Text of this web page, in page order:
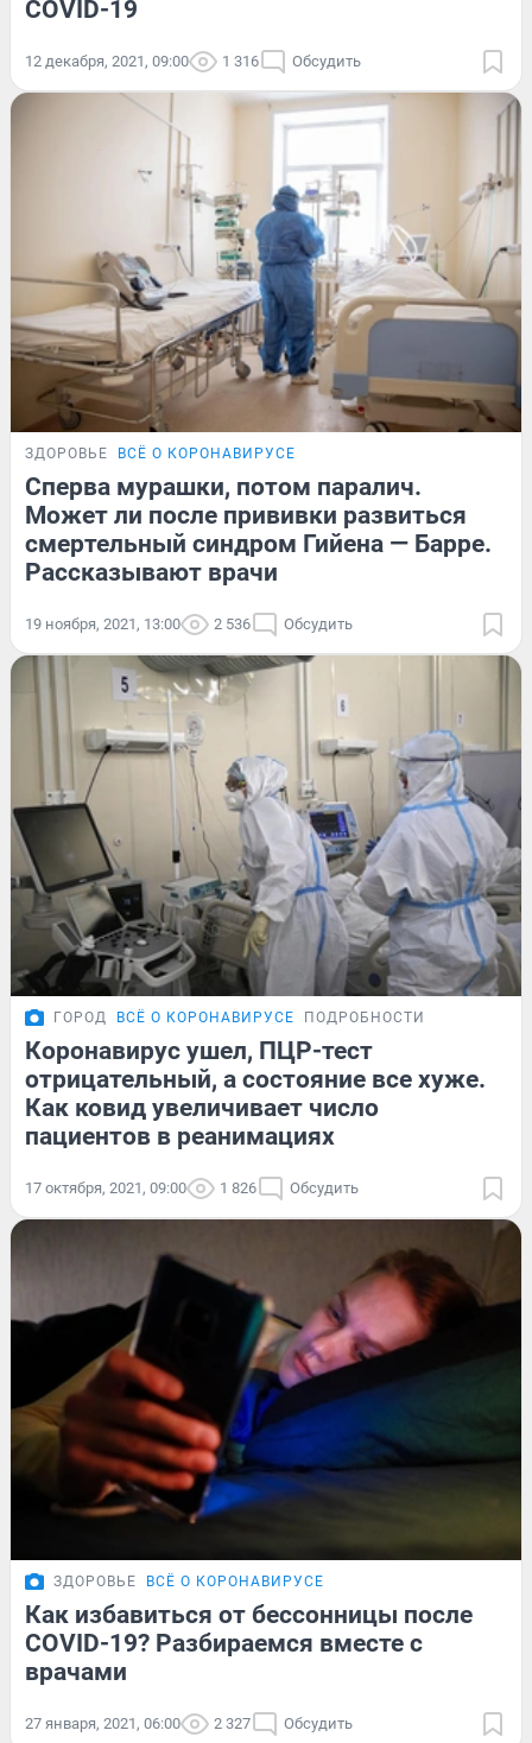
COVID-19
12 декабря, 2021, 09:00 1 316 Обсудить
ЗДОРОВЬЕ ВСЁ О КОРОНАВИРУСЕ
Сперва мурашки, потом паралич.
Может ли после прививки развиться
смертельный синдром Гийена — Барре.
Рассказывают врачи
19 ноября, 2021, 13:00 2 536 Обсудить
ГОРОД ВСЁ О КОРОНАВИРУСЕ ПОДРОБНОСТИ
Коронавирус ушел, ПЦР-тест
отрицательный, а состояние все хуже.
Как ковид увеличивает число
пациентов в реанимациях
17 октября, 2021, 09:00 1 826 Обсудить
ЗДОРОВЬЕ ВСЁ О КОРОНАВИРУСЕ
Как избавиться от бессонницы после
COVID-19? Разбираемся вместе с
врачами
27 января, 2021, 06:00 2 327 Обсудить